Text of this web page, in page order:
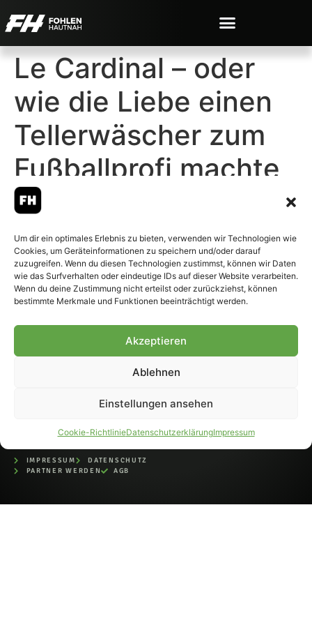
Um dir ein optimales Erlebnis zu bieten, verwenden wir Technologien wie
Cookies, um Geräteinformationen zu speichern und/oder darauf
zuzugreifen. Wenn du diesen Technologien zustimmst, können wir Daten
wie das Surfverhalten oder eindeutige IDs auf dieser Website verarbeiten.
Wenn du deine Zustimmung nicht erteilst oder zurückziehst, können
bestimmte Merkmale und Funktionen beeinträchtigt werden.
Akzeptieren
Ablehnen
Einstellungen ansehen
Cookie-RichtlinieDatenschutzerklärungImpressum
Le Cardinal – oder
wie die Liebe einen
Tellerwäscher zum
Fußballprofi machte
© 2007-2026 Fohlen-Hautnah.de
– Alle rechte vorbehalten.
Fohlen-Hautnah.de ist ein
offiziell eingetragenes Magazin
IMPRESSUM
DATENSCHUTZ
PARTNER WERDEN
AGB